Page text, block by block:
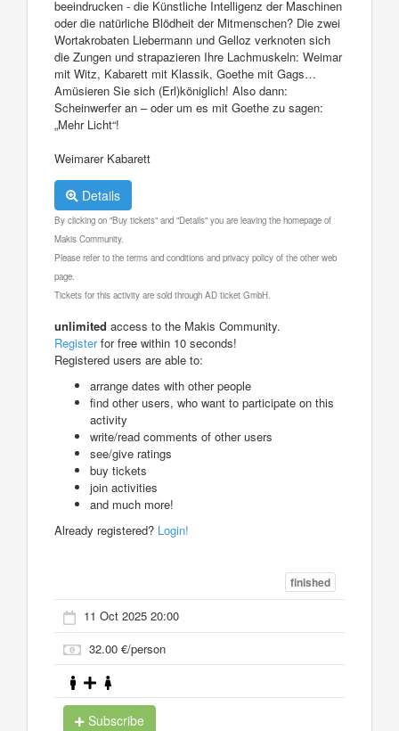
beeindrucken - die Künstliche Intelligenz der Maschinen
oder die natürliche Blödheit der Mitmenschen? Die zwei
Wortakrobaten Liebermann und Gelloz verknoten sich
die Zungen und strapazieren Ihre Lachmuskeln: Weimar
mit Witz, Kabarett mit Klassik, Goethe mit Gags…
Amüsieren Sie sich (Erl)königlich! Also dann:
Scheinwerfer an – oder um es mit Goethe zu sagen:
„Mehr Licht“!
Weimarer Kabarett
Details
By clicking on "Buy tickets" and "Details" you are leaving the homepage of
Makis Community.
Please refer to the terms and conditions and privacy policy of the other web
page.
Tickets for this activity are sold through AD ticket GmbH.
unlimited access to the Makis Community.
Registerfor free within 10 seconds!
Registered users are able to:
arrange dates with other people
find other users, who want to participate on this
activity
write/read comments of other users
see/give ratings
buy tickets
join activities
and much more!
Already registered? Login!
finished
11 Oct 2025 20:00
32.00 €/person
Subscribe